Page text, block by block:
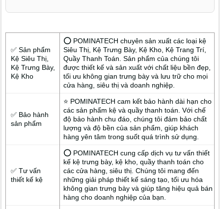
✅ Sản phẩm
Kệ Siêu Thị,
Kệ Trưng Bày,
Kệ Kho
⭕ POMINATECH chuyên sản xuất các loại kệ
Siêu Thị, Kệ Trưng Bày, Kệ Kho, Kệ Trang Trí,
Quầy Thanh Toán. Sản phẩm của chúng tôi
được thiết kế và sản xuất với chất liệu bền đẹp,
tối ưu không gian trưng bày và lưu trữ cho mọi
cửa hàng, siêu thị và doanh nghiệp.
✅ Bảo hành
sản phẩm
⭐ POMINATECH cam kết bảo hành dài hạn cho
các sản phẩm kệ và quầy thanh toán. Với chế
độ bảo hành chu đáo, chúng tôi đảm bảo chất
lượng và độ bền của sản phẩm, giúp khách
hàng yên tâm trong suốt quá trình sử dụng.
✅ Tư vấn
thiết kế kệ
⭕ POMINATECH cung cấp dịch vụ tư vấn thiết
kế kệ trưng bày, kệ kho, quầy thanh toán cho
các cửa hàng, siêu thị. Chúng tôi mang đến
những giải pháp thiết kế sáng tạo, tối ưu hóa
không gian trưng bày và giúp tăng hiệu quả bán
hàng cho doanh nghiệp của bạn.